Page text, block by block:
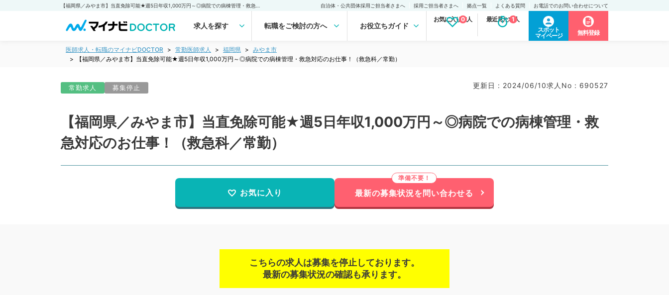
自治体・公共団体採用ご担当者さまへ 採用ご担当者さまへ 拠点一覧 よくある質問 お電話でのお問い合わせについて
求人を探す 転職をご検討の方へ お役立ちガイド
お気に入り求人
0 最近見た求人
1
スポット
マイページ
無料登録
医師求人・転職のマイナビDOCTOR 常勤医師求人 福岡県
みやま市
【福岡県／みやま市】当直免除可能★週5日年収1,000万円～◎病院での病棟管理・救急対応のお仕事！（救急科／常勤）
常勤求人 募集停止 更新日 : 2024/06/10求人No : 690527
【福岡県／みやま市】当直免除可能★週5日年収1,000万円～◎病院での病棟管理・救
急対応のお仕事！（救急科／常勤）
お気に入り 最新の募集状況を問い合わせる
こちらの求人は募集を停止しております。
最新の募集状況の確認も承ります。